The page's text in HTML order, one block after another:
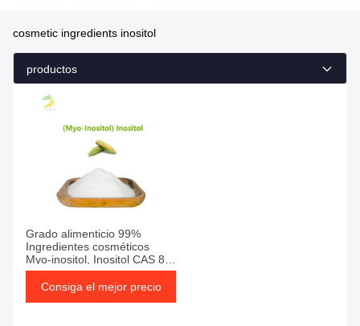
Inositol ]
1 Productos
cosmetic ingredients inositol
productos
Grado alimenticio 99%
Ingredientes cosméticos
Myo-inositol, Inositol CAS 87-
89-8
Consiga el mejor precio